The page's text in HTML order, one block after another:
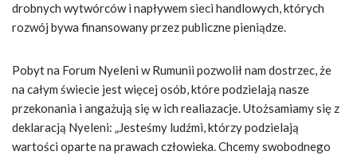
drobnych wytwórców i napływem sieci handlowych, których
rozwój bywa finansowany przez publiczne pieniądze.
Pobyt na Forum Nyeleni w Rumunii pozwolił nam dostrzec, że
na całym świecie jest więcej osób, które podzielają nasze
przekonania i angażują się w ich realiazacje. Utożsamiamy się z
deklaracją Nyeleni: „Jesteśmy ludźmi, którzy podzielają
wartości oparte na prawach człowieka. Chcemy swobodnego